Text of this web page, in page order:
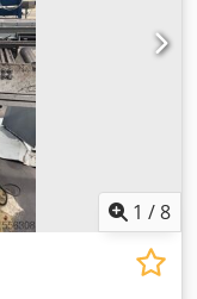
do 52 x 90
550 kN - Hod
u čelik do Ø 30
pogon:
Dva odvojena
pedalom -
750 mm - Težina
i matrica u
za
1 /8